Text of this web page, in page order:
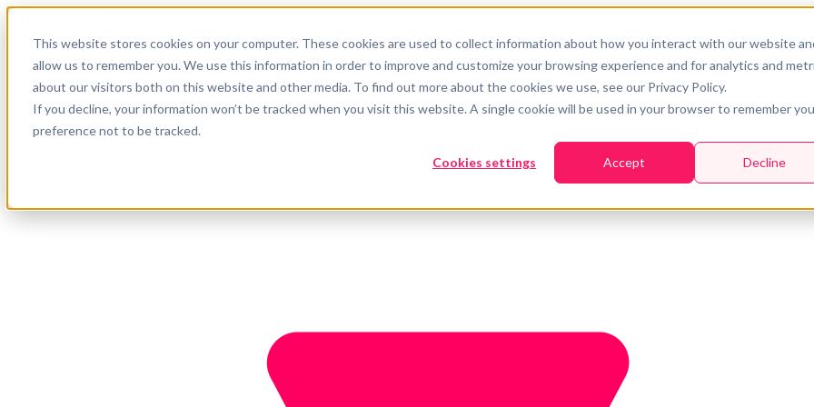
This website stores cookies on your computer. These cookies are used to collect information about how you interact with our website
allow us to remember you. We use this information in order to improve and customize your browsing experience and for analytics and
about our visitors both on this website and other media. To find out more about the cookies we use, see our Privacy Policy.
If you decline, your information won’t be tracked when you visit this website. A single cookie will be used in your browser to remember
preference not to be tracked.
Cookies settings Accept Decline
Soporte
Empresa
Empieza ahora